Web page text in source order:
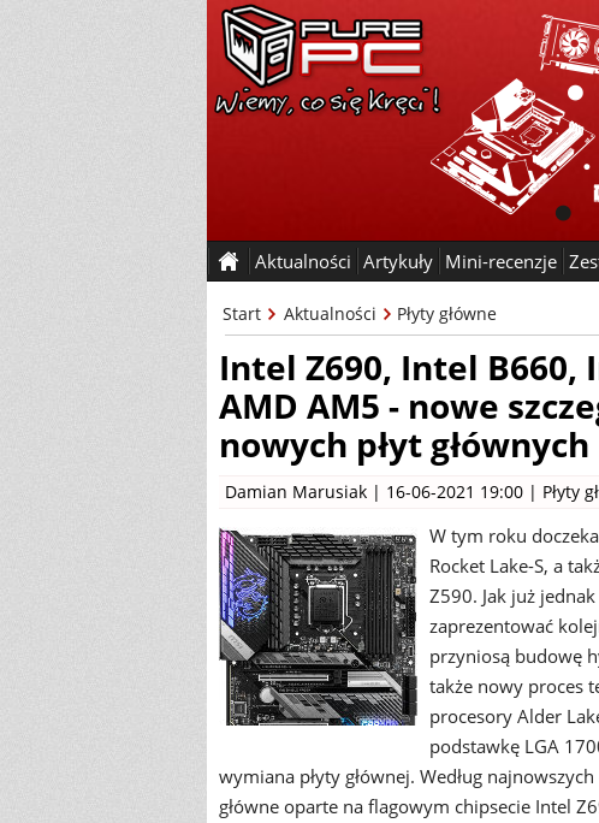
Aktualności Artykuły Mini-recenzje
Start Aktualności Płyty główne
Intel Z690, Intel B660,
AMD AM5 - nowe
nowych płyt głównych
Damian Marusiak | 16-06-2021 19:00 | Płyty
W tym roku
Rocket Lake-S, a
Z590. Jak już
zaprezentować
przyniosą budowę
także nowy proces
procesory Alder
podstawkę LGA
wymiana płyty głównej. Według
główne oparte na flagowym chipsecie Intel